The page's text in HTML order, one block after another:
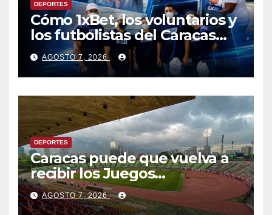
DEPORTES
Cómo 1xBet, los voluntarios y
los futbolistas del Caracas
Fútbol Club juntaron fuerzas
para ayudar a las familias de
Venezuela
AGOSTO 7, 2026
DEPORTES
Caracas puede que vuelva a
recibir los Juegos
Centroamericanos y del
Caribe tras mas de 70 años
AGOSTO 7, 2026